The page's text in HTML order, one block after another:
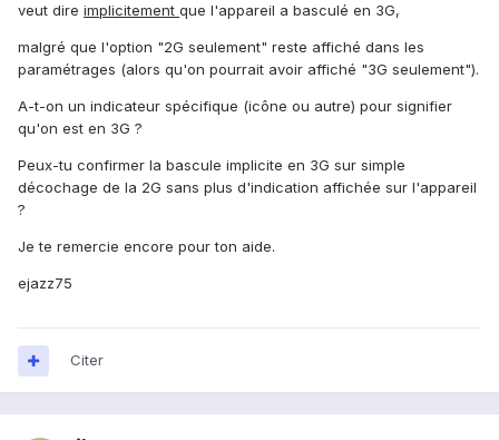
veut dire implicitement que l'appareil a basculé en 3G,
malgré que l'option "2G seulement" reste affiché dans les
paramétrages (alors qu'on pourrait avoir affiché "3G seulement").
A-t-on un indicateur spécifique (icône ou autre) pour signifier
qu'on est en 3G ?
Peux-tu confirmer la bascule implicite en 3G sur simple
décochage de la 2G sans plus d'indication affichée sur l'appareil
?
Je te remercie encore pour ton aide.
ejazz75
Citer